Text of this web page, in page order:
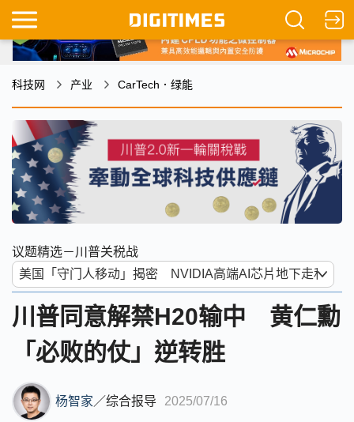
科技网 产业 CarTech．绿能
议题精选－川普关税战
川普同意解禁H20输中 黄仁勳
「必败的仗」逆转胜
杨智家 ／综合报导 2025/07/16